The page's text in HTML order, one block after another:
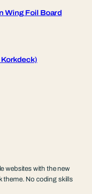
Wing Foil Board
websites with the new
theme. No coding skills